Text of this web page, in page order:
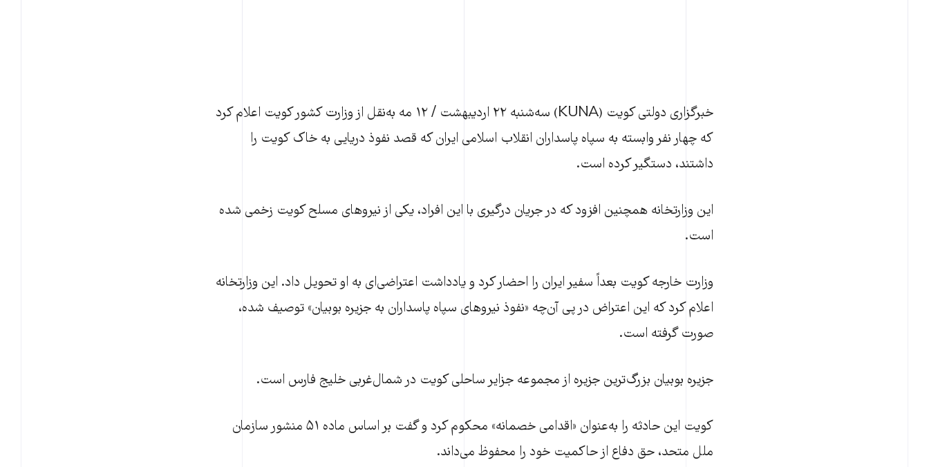
خبرگزاری دولتی کویت (KUNA) سه‌شنبه ۲۲ اردیبهشت / ۱۲ مه به‌نقل از وزارت کشور کویت اعلام کرد
که چهار نفر وابسته به سپاه پاسداران انقلاب اسلامی ایران که قصد نفوذ دریایی به خاک کویت را
داشتند، دستگیر کرده است.
این وزارتخانه همچنین افزود که در جریان درگیری با این افراد، یکی از نیروهای مسلح کویت زخمی شده
است.
وزارت خارجه کویت بعداً سفیر ایران را احضار کرد و یادداشت اعتراضی‌ای به او تحویل داد. این وزارتخانه
اعلام کرد که این اعتراض در پی آن‌چه «نفوذ نیروهای سپاه پاسداران به جزیره بوبیان» توصیف شده،
صورت گرفته است.
جزیره بوبیان بزرگ‌ترین جزیره از مجموعه جزایر ساحلی کویت در شمال‌غربی خلیج فارس است.
کویت این حادثه را به‌عنوان «اقدامی خصمانه» محکوم کرد و گفت بر اساس ماده ۵۱ منشور سازمان
ملل متحد، حق دفاع از حاکمیت خود را محفوظ می‌داند.